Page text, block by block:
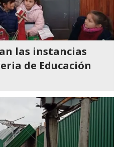
las instancias
de Educación